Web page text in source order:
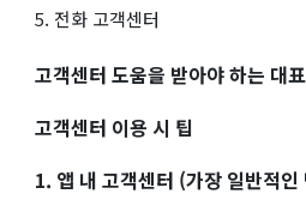
5. 전화 고객센터
고객센터 도움을 받아야 하는 대
고객센터 이용 시 팁
1. 앱 내 고객센터 (가장 일반적인